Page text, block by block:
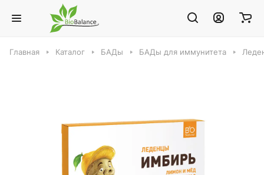
Главная Каталог БАДы БАДы для иммунитета